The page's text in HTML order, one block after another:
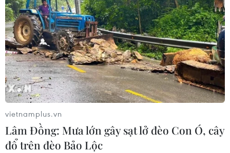
vietnamplus.vn
Lâm Đồng: Mưa lớn gây sạt lở đèo Con Ó, cây
đổ trên đèo Bảo Lộc